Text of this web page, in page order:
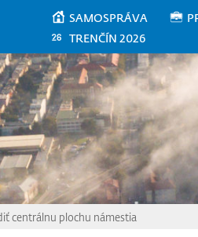
SAMOSPRÁVA
TRENČÍN 2026
centrálnu plochu námestia